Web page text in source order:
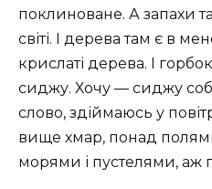
поклиноване. А запахи
світі. І дерева там є в
крислаті дерева. І
сиджу. Хочу — сиджу
слово, здіймаюсь у
вище хмар, понад
морями і пустелями, аж